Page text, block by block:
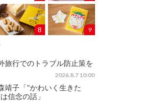
8 9
旅行でのトラブル防止策を
2026.8.7 10:00
靖子「“かわいく生きた
信念の話」